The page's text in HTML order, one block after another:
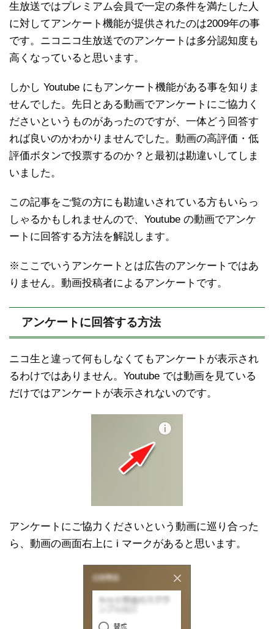
生放送ではプレミアム会員で一定の条件を満たした人
に対してアンケート機能が提供されたのは2009年の事
です。ニコニコ生放送でのアンケートは多分認知度も
高くなっていると思います。
しかし Youtube にもアンケート機能がある事を知りま
せんでした。先日とある動画でアンケートにご協力く
ださいというものがあったのですが、一体どう回答す
れば良いのかわかりませんでした。動画の高評価・低
評価ボタンで投票するのか？と最初は勘違いしてしま
いました。
この記事をご覧の方にも勘違いされている方もいらっ
しゃるかもしれませんので、Youtube の動画でアンケ
ートに回答する方法を解説します。
※ここでいうアンケートとは広告のアンケートではあ
りません。動画投稿者によるアンケートです。
アンケートに回答する方法
ニコ生と違って何もしなくてもアンケートが表示され
るわけではありません。Youtube では動画を見ている
だけではアンケートが表示されないのです。
アンケートにご協力くださいという動画に巡り合った
ら、動画の画面右上に i マークがあると思います。